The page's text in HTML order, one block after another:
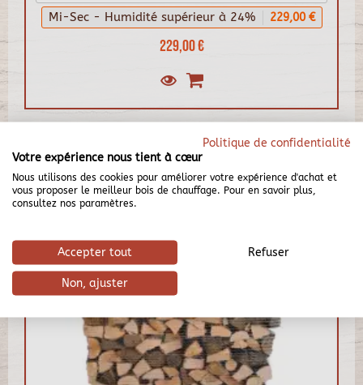
229,00 €
Mi-Sec - Humidité supérieur à 24% 229,00 €
Politique de confidentialité
Votre expérience nous tient à cœur
Nous utilisons des cookies pour améliorer votre expérience d'achat et
vous proposer le meilleur bois de chauffage. Pour en savoir plus,
consultez nos paramètres.
Accepter tout Refuser
Non, ajuster